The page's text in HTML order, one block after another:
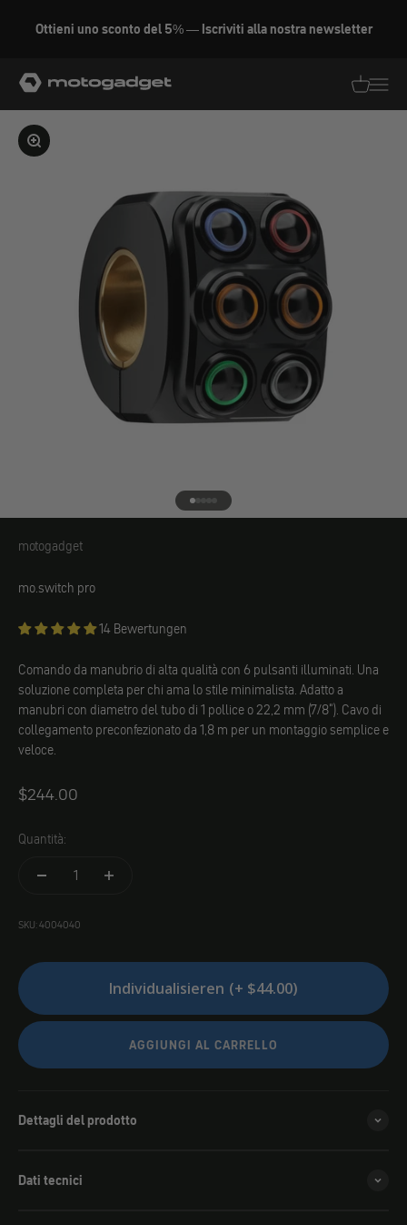
Ottieni uno sconto del 5% — Iscriviti alla nostra newsletter
motogadget GmbH
Ingrandire l'immagine
Vai all'elemento 1
Vai all'elemento 2
Vai all'elemento 3
Vai all'elemento 4
Vai all'elemento 5
motogadget
motogadget
mo.switch pro
14 Bewertungen
Comando da manubrio di alta qualità con 6 pulsanti illuminati. Una
soluzione completa per chi ama lo stile minimalista. Adatto a
manubri con diametro del tubo di 1 pollice o 22,2 mm (7/8"). Cavo di
collegamento preconfezionato da 1,8 m per un montaggio semplice e
veloce.
$244.00
Quantità:
SKU: 4004040
Individualisieren (+ $44.00)
AGGIUNGI AL CARRELLO
Dettagli del prodotto
Dati tecnici